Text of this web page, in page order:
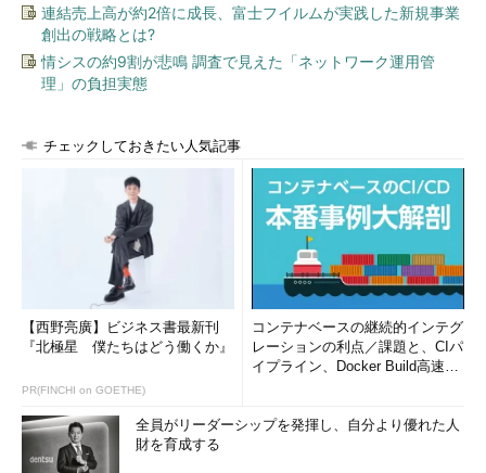
れほど向上するかに、非常に一所懸命に取り組んでいます。
コーディングスキルだけでなく違ったスキルも身に付けるべ
に進みたいと考えていらっしゃいますか。
マルティネス氏まずはギターをもっとうまくなりたい（笑）。
というのはさておき、現状の仕事や生活に満足していますので、
これから別の何かになりたいということはないですね。
Sansanで仕事をしているとチームの多くの人から新たなこと
を学べますし、毎日のビジネスの現場でデータサイエンスについ
て学べます。皆元気で一所懸命ですし、仕事を楽しんでいます。
環境もどちらかというと大学の研究施設のような雰囲気ですね。
ですから今はいただける機会を生かせるよう、目の前の仕事や取
り組みを全力でやるまでです。
阿部川現状のキャリアに満足されているということですね。若
連結売上高が約2倍に成長、富士フイルムが実践した新規事業
創出の戦略とは?
情シスの約9割が悲鳴 調査で見えた「ネットワーク運用管
理」の負担実態
チェックしておきたい人気記事
【西野亮廣】ビジネス書最新刊
『北極星 僕たちはどう働くか』
PR(FINCHI on GOETHE)
コンテナベースの継続的インテグ
レーションの利点／課題と、CIパ
イプライン、Docker Build高速化
全員がリーダーシップを発揮し、自分より優れた人
財を育成する